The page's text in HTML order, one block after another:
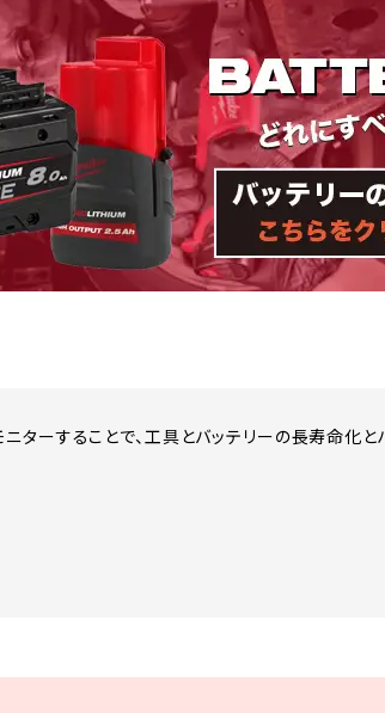
ターすることで、工具とバッテリーの長寿命化と